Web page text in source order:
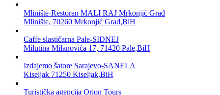
Mlinište-Restoran MALI RAJ Mrkonjić Grad
Mlinište, 70260 Mrkonjić Grad,BiH
Caffe slastičarna Pale-SIDNEJ
Milutina Milanovića 17, 71420 Pale,BiH
Izdajemo šatore Sarajevo-SANELA
Kiseljak 71250 Kiseljak,BiH
Turistička agencija Orion Tours